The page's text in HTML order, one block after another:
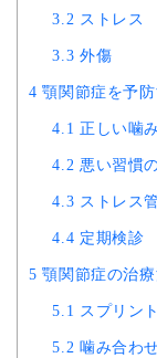
3.2 ストレス
3.3 外傷
4 顎関節症を予
4.1 正しい噛
4.2 悪い習慣
4.3 ストレス
4.4 定期検診
5 顎関節症の治
5.1 スプリン
5.2 噛み合わ